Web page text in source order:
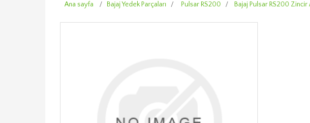
Ana sayfa / Bajaj Yedek Parçaları / Pulsar RS200 / Bajaj Pulsar RS200